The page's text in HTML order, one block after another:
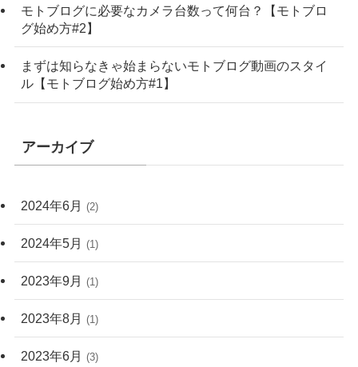
モトブログに必要なカメラ台数って何台？【モトブロ
グ始め方#2】
まずは知らなきゃ始まらないモトブログ動画のスタイ
ル【モトブログ始め方#1】
アーカイブ
2024年6月 (2)
2024年5月 (1)
2023年9月 (1)
2023年8月 (1)
2023年6月 (3)